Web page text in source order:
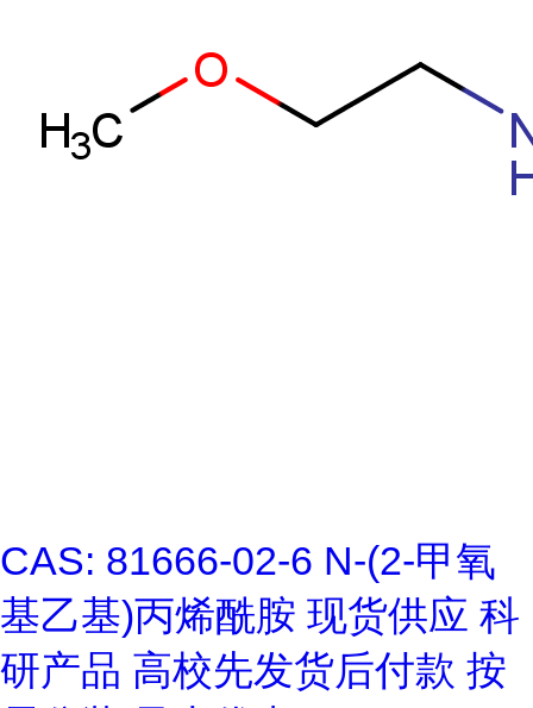
CAS: 81666-02-6 N-(2-甲氧
基乙基)丙烯酰胺 现货供应 科
研产品 高校先发货后付款 按